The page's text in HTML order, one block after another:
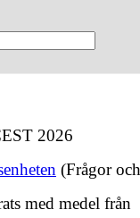
2026
(Frågor
med medel från